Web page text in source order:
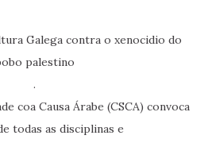
palestino
.
coa Causa Árabe (CSCA) convoca
todas as disciplinas e